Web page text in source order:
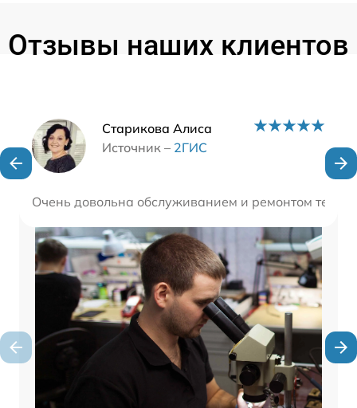
Отзывы наших клиентов
Старикова Алиса
Источник – 2ГИС
Очень довольна обслуживанием и ремонтом
Наши мастера